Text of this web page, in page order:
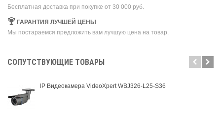
Бесплатная доставка при покупке от 30 000 руб.
ГАРАНТИЯ ЛУЧШЕЙ ЦЕНЫ
Мы постараемся предложить вам лучшую цена на товар.
CОПУТСТВУЮЩИЕ ТОВАРЫ
IP Видеокамера VideoXpert WBJ326-L25-S36